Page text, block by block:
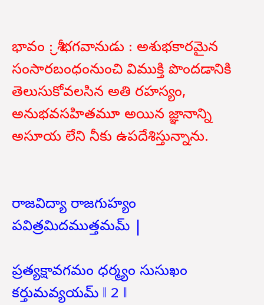
భావం : శ్రీ భగవానుడు : అశుభకారమైన
సంసారబంధంనుంచి విముక్తి పొందడానికి
తెలుసుకోవలసిన అతి రహస్యం,
అనుభవసహితమూ అయిన జ్ఞానాన్ని
అసూయ లేని నీకు ఉపదేశిస్తున్నాను.
రాజవిద్యా రాజగుహ్యం
పవిత్రమిదముత్తమమ్ |
ప్రత్యక్షావగమం ధర్మ్యం సుసుఖం
కర్తుమవ్యయమ్ ‖ 2 ‖